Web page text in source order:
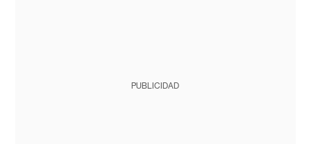
PUBLICIDAD